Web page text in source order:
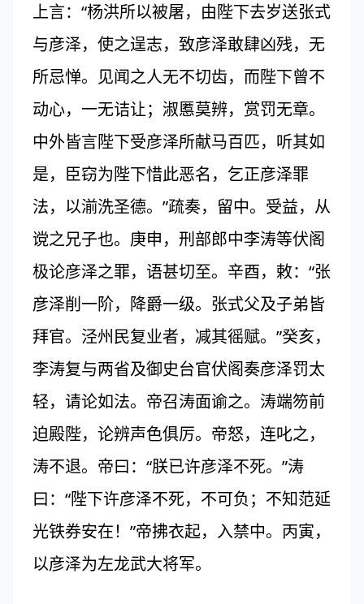
上言：“杨洪所以被屠，由陛下去岁送张式
与彦泽，使之逞志，致彦泽敢肆凶残，无
所忌惮。见闻之人无不切齿，而陛下曾不
动心，一无诘让；淑慝莫辨，赏罚无章。
中外皆言陛下受彦泽所献马百匹，听其如
是，臣窃为陛下惜此恶名，乞正彦泽罪
法，以湔洗圣德。”疏奏，留中。受益，从
谠之兄子也。庚申，刑部郎中李涛等伏阁
极论彦泽之罪，语甚切至。辛酉，敕：“张
彦泽削一阶，降爵一级。张式父及子弟皆
拜官。泾州民复业者，减其徭赋。”癸亥，
李涛复与两省及御史台官伏阁奏彦泽罚太
轻，请论如法。帝召涛面谕之。涛端笏前
迫殿陛，论辨声色俱厉。帝怒，连叱之，
涛不退。帝曰：“朕已许彦泽不死。”涛
曰：“陛下许彦泽不死，不可负；不知范延
光铁券安在！”帝拂衣起，入禁中。丙寅，
以彦泽为左龙武大将军。